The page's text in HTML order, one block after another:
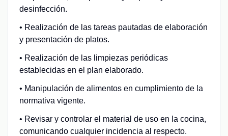
desinfección.
• Realización de las tareas pautadas de elaboración
y presentación de platos.
• Realización de las limpiezas periódicas
establecidas en el plan elaborado.
• Manipulación de alimentos en cumplimiento de la
normativa vigente.
• Revisar y controlar el material de uso en la cocina,
comunicando cualquier incidencia al respecto.